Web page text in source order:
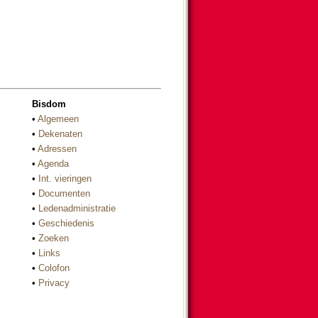
Bisdom
• Algemeen
• Dekenaten
• Adressen
• Agenda
• Int. vieringen
• Documenten
• Ledenadministratie
• Geschiedenis
• Zoeken
• Links
• Colofon
• Privacy